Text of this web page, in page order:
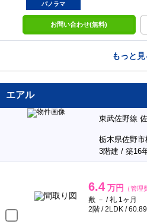
パノラマ
お問い合わせ(無料)
もっと見
エアル
東武佐野線
栃木県佐野
3階建 / 築16
6.4 万円 （管理
敷 － / 礼 1ヶ月
2階 / 2LDK /